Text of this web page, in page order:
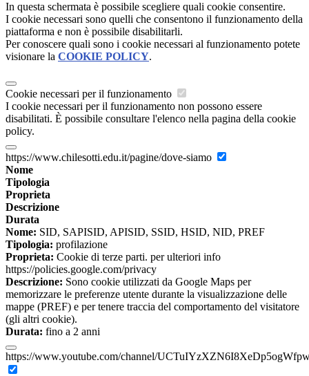
In questa schermata è possibile scegliere quali cookie consentire.
I cookie necessari sono quelli che consentono il funzionamento della
piattaforma e non è possibile disabilitarli.
Per conoscere quali sono i cookie necessari al funzionamento potete
visionare la COOKIE POLICY.
Cookie necessari per il funzionamento
I cookie necessari per il funzionamento non possono essere
disabilitati. È possibile consultare l'elenco nella pagina della cookie
policy.
https://www.chilesotti.edu.it/pagine/dove-siamo
Nome
Tipologia
Proprieta
Descrizione
Durata
Nome: SID, SAPISID, APISID, SSID, HSID, NID, PREF
Tipologia: profilazione
Proprieta: Cookie di terze parti. per ulteriori info
https://policies.google.com/privacy
Descrizione: Sono cookie utilizzati da Google Maps per
memorizzare le preferenze utente durante la visualizzazione delle
mappe (PREF) e per tenere traccia del comportamento del visitatore
(gli altri cookie).
Durata: fino a 2 anni
https://www.youtube.com/channel/